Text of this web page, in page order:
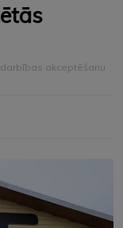
akceptēšanu